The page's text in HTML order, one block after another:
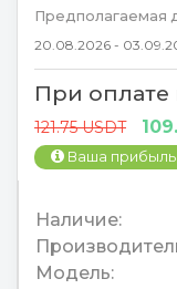
Предполагаемая
20.08.2026 -
При оплате
121.75 USDT
Ваша прибыль
Наличие:
Модель: